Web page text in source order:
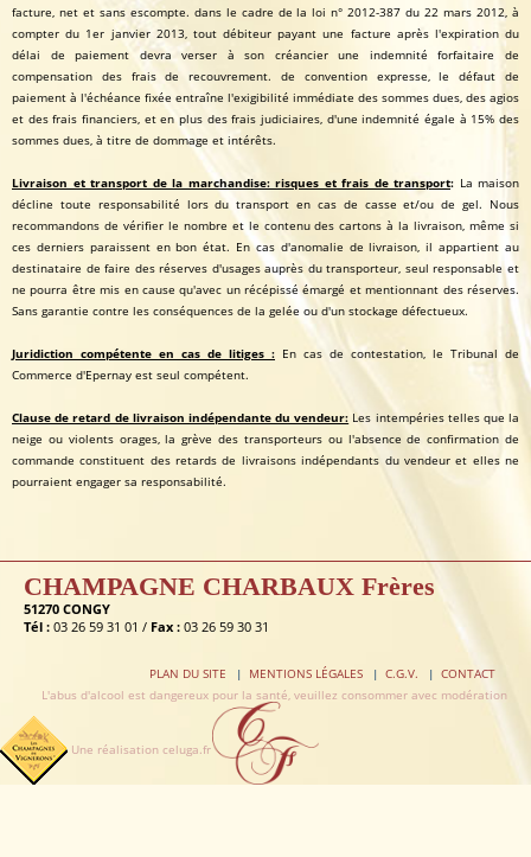
facture, net et sans escompte. dans le cadre de la loi n° 2012-387 du 22 mars 2012, à
compter du 1er janvier 2013, tout débiteur payant une facture après l'expiration du
délai de paiement devra verser à son créancier une indemnité forfaitaire de
compensation des frais de recouvrement. de convention expresse, le défaut de
paiement à l'échéance fixée entraîne l'exigibilité immédiate des sommes dues, des agios
et des frais financiers, et en plus des frais judiciaires, d'une indemnité égale à 15% des
sommes dues, à titre de dommage et intérêts.
Livraison et transport de la marchandise: risques et frais de transport: La maison
décline toute responsabilité lors du transport en cas de casse et/ou de gel. Nous
recommandons de vérifier le nombre et le contenu des cartons à la livraison, même si
ces derniers paraissent en bon état. En cas d'anomalie de livraison, il appartient au
destinataire de faire des réserves d'usages auprès du transporteur, seul responsable et
ne pourra être mis en cause qu'avec un récépissé émargé et mentionnant des réserves.
Sans garantie contre les conséquences de la gelée ou d'un stockage défectueux.
Juridiction compétente en cas de litiges : En cas de contestation, le Tribunal de
Commerce d'Epernay est seul compétent.
Clause de retard de livraison indépendante du vendeur: Les intempéries telles que la
neige ou violents orages, la grève des transporteurs ou l'absence de confirmation de
commande constituent des retards de livraisons indépendants du vendeur et elles ne
pourraient engager sa responsabilité.
CHAMPAGNE CHARBAUX Frères
51270 CONGY
Tél : 03 26 59 31 01 / Fax : 03 26 59 30 31
PLAN DU SITE MENTIONS LÉGALES C.G.V.
CONTACT
L'abus d'alcool est dangereux pour la santé, veuillez consommer avec modération
Une réalisation celuga.fr